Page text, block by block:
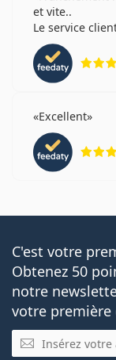
et vite..
Le service
Excellent
C'est votre
Obtenez 50
notre
votre première
E-mail